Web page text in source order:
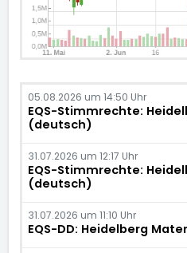
05.08.2026 um 14:50 Uhr
EQS-Stimmrechte:
(deutsch)
31.07.2026 um 12:17 Uhr
EQS-Stimmrechte:
(deutsch)
31.07.2026 um 11:10 Uhr
EQS-DD: Heidelberg